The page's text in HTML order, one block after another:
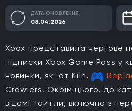
ДАТА ОНОВЛЕННЯ
08.04.2026
Xbox представила чергове
підписки Xbox Game Pass у
новинки, як-от Kiln,
Crawlers. Окрім цього, до
відомі тайтли, включно з